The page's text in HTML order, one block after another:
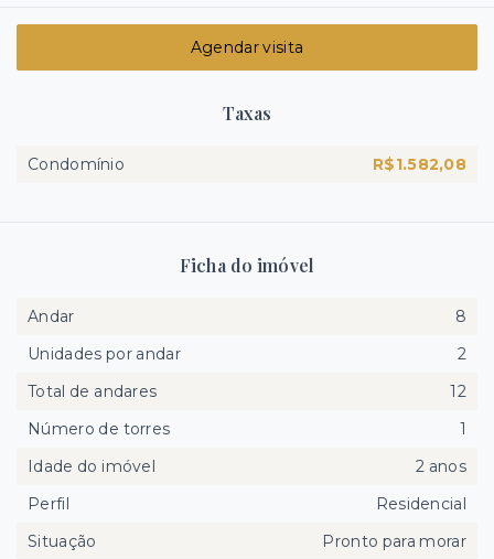
Agendar visita
Taxas
Condomínio R$1.582,08
Ficha do imóvel
Andar
8
Unidades por andar
2
Total de andares
12
Número de torres
1
Idade do imóvel
2 anos
Perfil
Residencial
Situação
Pronto para morar